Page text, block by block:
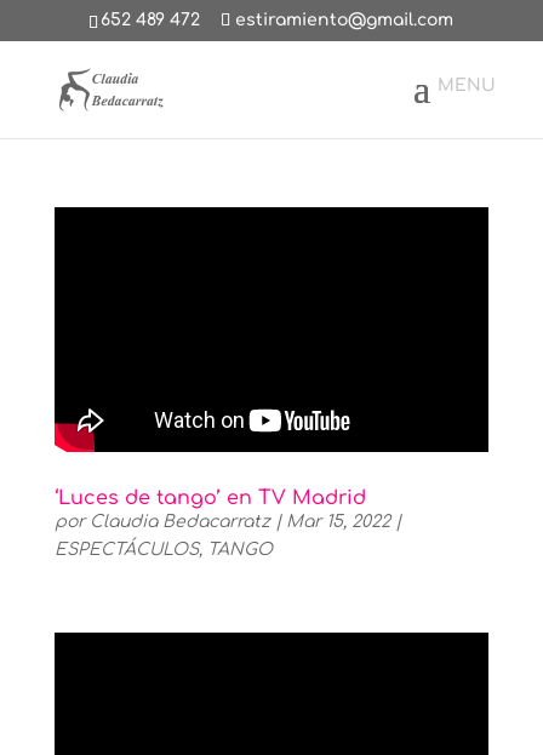
652 489 472 estiramiento@gmail.com
‘Luces de tango’ en TV Madrid
por Claudia Bedacarratz| Mar 15, 2022|
ESPECTÁCULOS, TANGO